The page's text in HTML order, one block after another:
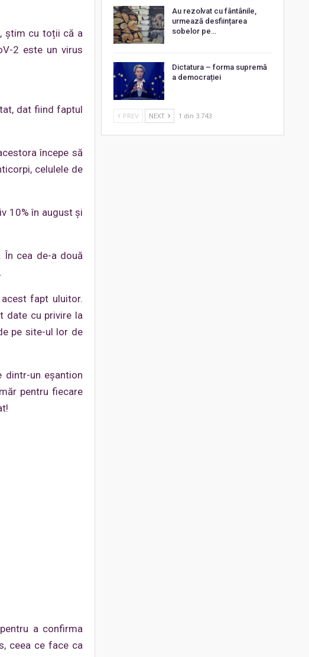
știm cu toții că a
2 este un virus
dat fiind faptul
începe să
celulele de
10% în august și
În cea de-a două
fapt uluitor.
date cu privire la
pe site-ul lor de
dintr-un eșantion
pentru fiecare
a confirma
ceea ce face ca
Au rezolvat cu fântânile,
urmează desființarea
sobelor pe…
Dictatura – forma supremă
a democrației
PREV NEXT 1 din 3.743